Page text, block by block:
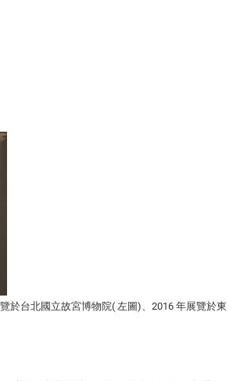
於台北國立故宮博物院( 左圖)、2016 年展覽於東